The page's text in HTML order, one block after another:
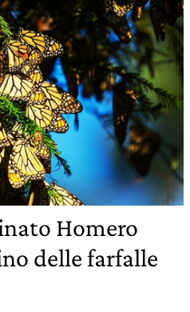
Homero
delle farfalle